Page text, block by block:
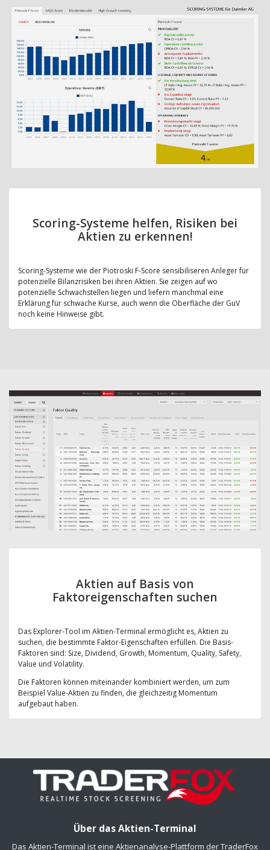
Scoring-Systeme helfen, Risiken bei
Aktien zu erkennen!
Scoring-Systeme wie der Piotroski F-Score sensibiliseren Anleger für
potenzielle Bilanzrisiken bei ihren Aktien. Sie zeigen auf wo
potenzielle Schwachstellen liegen und liefern manchmal eine
Erklärung für schwache Kurse, auch wenn die Oberfläche der GuV
noch keine Hinweise gibt.
Aktien auf Basis von
Faktoreigenschaften suchen
Das Explorer-Tool im Aktien-Terminal ermöglicht es, Aktien zu
suchen, die bestimmte Faktor-Eigenschaften erfüllen. Die Basis-
Faktoren sind: Size, Dividend, Growth, Momentum, Quality, Safety,
Value und Volatility.
Die Faktoren können miteinander kombiniert werden, um zum
Beispiel Value-Aktien zu finden, die gleichzeitig Momentum
aufgebaut haben.
Über das Aktien-Terminal
Das Aktien-Terminal ist eine Aktienanalyse-Plattform der TraderFox